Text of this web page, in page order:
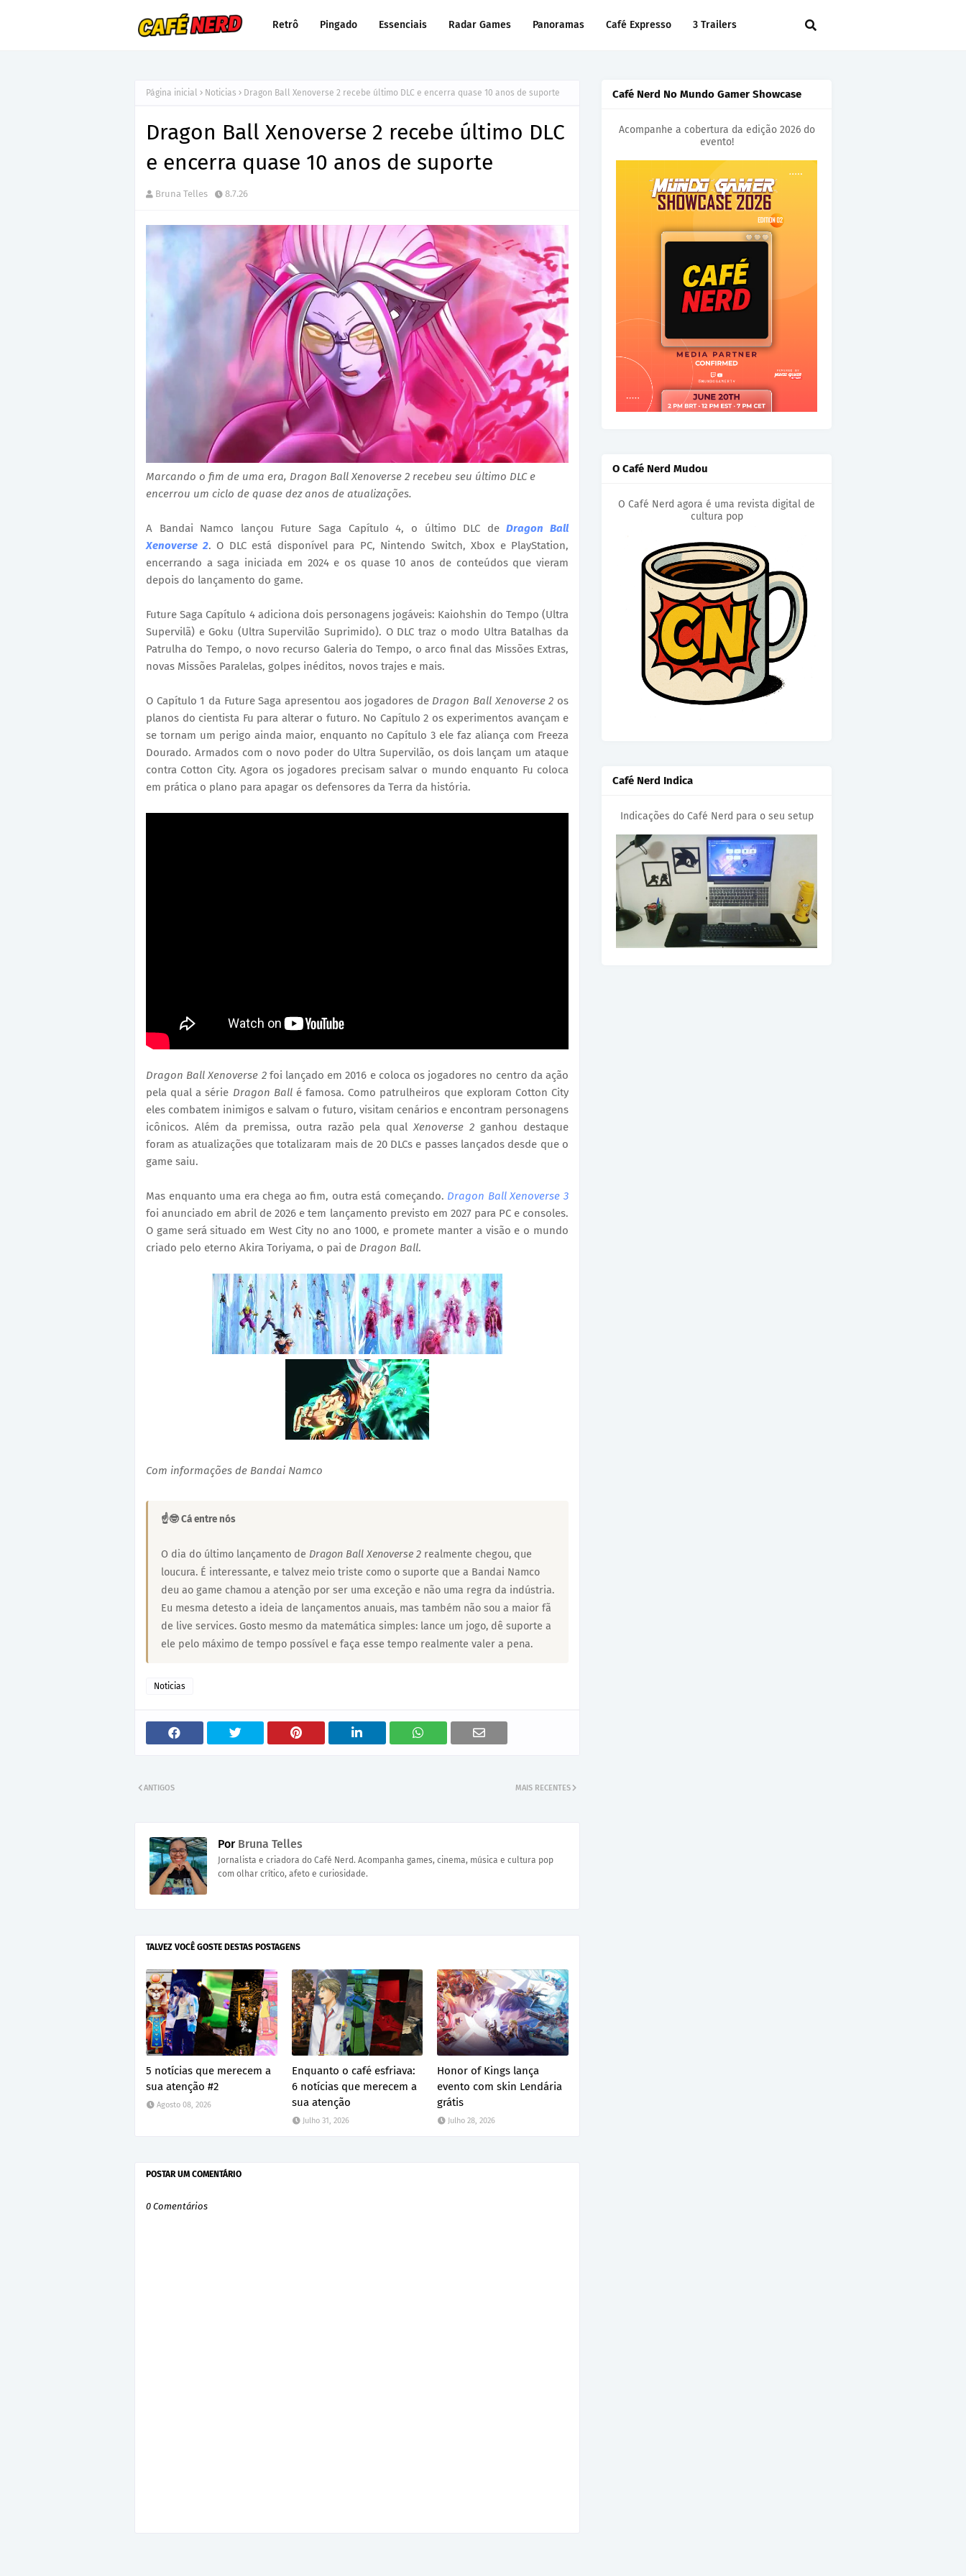
Retrô Pingado Essenciais Radar Games Panoramas Café Expresso 3 Trailers
Página inicial Noticias Dragon Ball Xenoverse 2 recebe último DLC e encerra quase 10 anos de suporte
Dragon Ball Xenoverse 2 recebe último DLC
e encerra quase 10 anos de suporte
Bruna Telles 8.7.26
Marcando o fim de uma era, Dragon Ball Xenoverse 2 recebeu seu último DLC e
encerrou um ciclo de quase dez anos de atualizações.
A Bandai Namco lançou Future Saga Capítulo 4, o último DLC deDragon Ball
Xenoverse 2. O DLC está disponível para PC, Nintendo Switch, Xbox e PlayStation,
encerrando a saga iniciada em 2024 e os quase 10 anos de conteúdos que vieram
depois do lançamento do game.
Future Saga Capítulo 4 adiciona dois personagens jogáveis: Kaiohshin do Tempo (Ultra
Supervilã) e Goku (Ultra Supervilão Suprimido). O DLC traz o modo Ultra Batalhas da
Patrulha do Tempo, o novo recurso Galeria do Tempo, o arco final das Missões Extras,
novas Missões Paralelas, golpes inéditos, novos trajes e mais.
O Capítulo 1 da Future Saga apresentou aos jogadores de Dragon Ball Xenoverse 2 os
planos do cientista Fu para alterar o futuro. No Capítulo 2 os experimentos avançam e
se tornam um perigo ainda maior, enquanto no Capítulo 3 ele faz aliança com Freeza
Dourado. Armados com o novo poder do Ultra Supervilão, os dois lançam um ataque
contra Cotton City. Agora os jogadores precisam salvar o mundo enquanto Fu coloca
em prática o plano para apagar os defensores da Terra da história.
Dragon Ball Xenoverse 2foi lançado em 2016 e coloca os jogadores no centro da ação
pela qual a série Dragon Ball é famosa. Como patrulheiros que exploram Cotton City
eles combatem inimigos e salvam o futuro, visitam cenários e encontram personagens
icônicos. Além da premissa, outra razão pela qualXenoverse 2ganhou destaque
foram as atualizações que totalizaram mais de 20 DLCs e passes lançados desde que o
game saiu.
Mas enquanto uma era chega ao fim, outra está começando. Dragon Ball Xenoverse 3
foi anunciado em abril de 2026 e tem lançamento previsto em 2027 para PC e consoles.
O game será situado em West City no ano 1000, e promete manter a visão e o mundo
criado pelo eterno Akira Toriyama, o pai de Dragon Ball.
Com informações de Bandai Namco
☝🤓 Cá entre nós
O dia do último lançamento de Dragon Ball Xenoverse 2 realmente chegou, que
loucura. É interessante, e talvez meio triste como o suporte que a Bandai Namco
deu ao game chamou a atenção por ser uma exceção e não uma regra da indústria.
Eu mesma detesto a ideia de lançamentos anuais, mas também não sou a maior fã
de live services. Gosto mesmo da matemática simples: lance um jogo, dê suporte a
ele pelo máximo de tempo possível e faça esse tempo realmente valer a pena.
Noticias
MAIS RECENTES
ANTIGOS
PorBruna Telles
Jornalista e criadora do Café Nerd. Acompanha games, cinema, música e cultura pop
com olhar crítico, afeto e curiosidade.
TALVEZ VOCÊ GOSTE DESTAS POSTAGENS
5 notícias que merecem a
sua atenção #2
Agosto 08, 2026
Enquanto o café esfriava:
6 notícias que merecem a
sua atenção
Julho 31, 2026
Honor of Kings lança
evento com skin Lendária
grátis
Julho 28, 2026
POSTAR UM COMENTÁRIO
0 Comentários
Café Nerd No Mundo Gamer Showcase
Acompanhe a cobertura da edição 2026 do
evento!
O Café Nerd Mudou
O Café Nerd agora é uma revista digital de
cultura pop
Café Nerd Indica
Indicações do Café Nerd para o seu setup